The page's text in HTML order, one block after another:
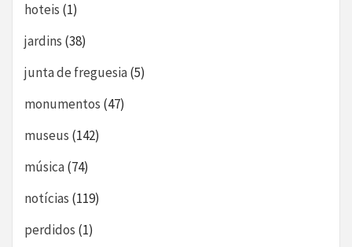
hoteis (1)
jardins (38)
junta de freguesia(5)
monumentos (47)
museus (142)
música(74)
notícias (119)
perdidos (1)